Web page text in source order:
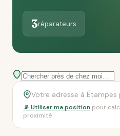
3réparateurs
📡 Utiliser ma position pour
proximité